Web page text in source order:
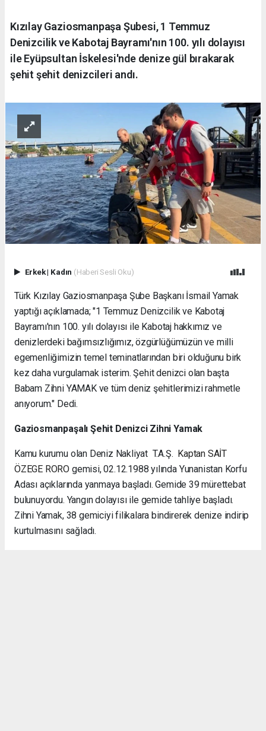
Kızılay Gaziosmanpaşa Şubesi, 1 Temmuz
Denizcilik ve Kabotaj Bayramı'nın 100. yılı dolayısı
ile Eyüpsultan İskelesi'nde denize gül bırakarak
şehit şehit denizcileri andı.
Erkek| Kadın (Haberi Sesli Oku)
Türk Kızılay Gaziosmanpaşa Şube Başkanı İsmail Yamak
yaptığı açıklamada; "1 Temmuz Denizcilik ve Kabotaj
Bayramı'nın 100. yılı dolayısı ile Kabotaj hakkımız ve
denizlerdeki bağımsızlığımız, özgürlüğümüzün ve milli
egemenliğimizin temel teminatlarından biri olduğunu birk
kez daha vurgulamak isterim. Şehit denizci olan başta
Babam Zihni YAMAK ve tüm deniz şehitlerimizi rahmetle
anıyorum." Dedi.
Gaziosmanpaşalı Şehit Denizci Zihni Yamak
Kamu kurumu olan Deniz Nakliyat T.A.Ş. Kaptan SAİT
ÖZEGE RORO gemisi, 02.12.1988 yılında Yunanistan Korfu
Adası açıklarında yanmaya başladı. Gemide 39 mürettebat
bulunuyordu. Yangın dolayısı ile gemide tahliye başladı.
Zihni Yamak, 38 gemiciyi filikalara bindirerek denize indirip
kurtulmasını sağladı.